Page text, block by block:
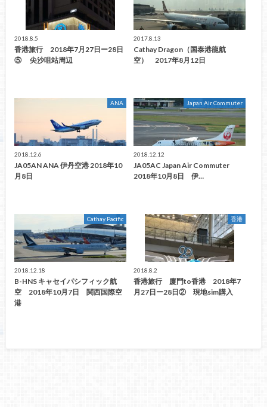
2018.8.5
香港旅行 2018年7月27日ー28日
⑤ 尖沙咀站周辺
2017.8.13
Cathay Dragon（国泰港龍航
空） 2017年8月12日
ANA
2018.12.6
JA05AN ANA 伊丹空港 2018年10
月8日
Japan Air Commuter
2018.12.12
JA05AC Japan Air Commuter
2018年10月8日 伊…
Cathay Pacific
2018.12.18
B-HNS キャセイパシフィック航
空 2018年10月7日 関西国際空
港
香港
2018.8.2
香港旅行 廈門to香港 2018年7
月27日ー28日② 現地sim購入